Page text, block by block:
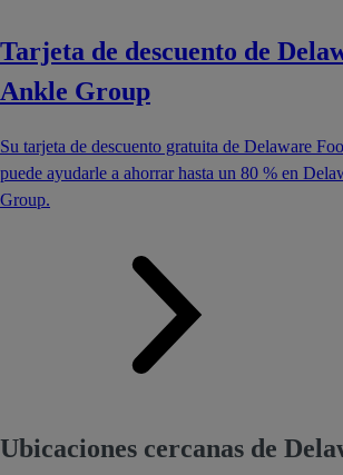
Tarjeta de descuento de
Ankle Group
Su tarjeta de descuento gratuita de Delaware
puede ayudarle a ahorrar hasta un 80 % en
Group.
Ubicaciones cercanas de